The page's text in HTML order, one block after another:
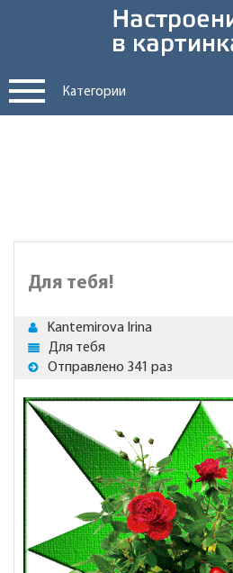
Категории
Для тебя!
Kantemirova Irina
Для тебя
Отправлено 341 раз